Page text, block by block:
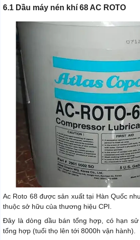
6.1 Dầu máy nén khí 68 AC ROTO
Ac Roto 68 được sản xuất tại Hàn Quốc
thuộc sở hữu của thương hiệu CPI.
Đây là dòng dầu bán tổng hợp, có hạn
tổng hợp (tuổi thọ lên tới 8000h vận hành).